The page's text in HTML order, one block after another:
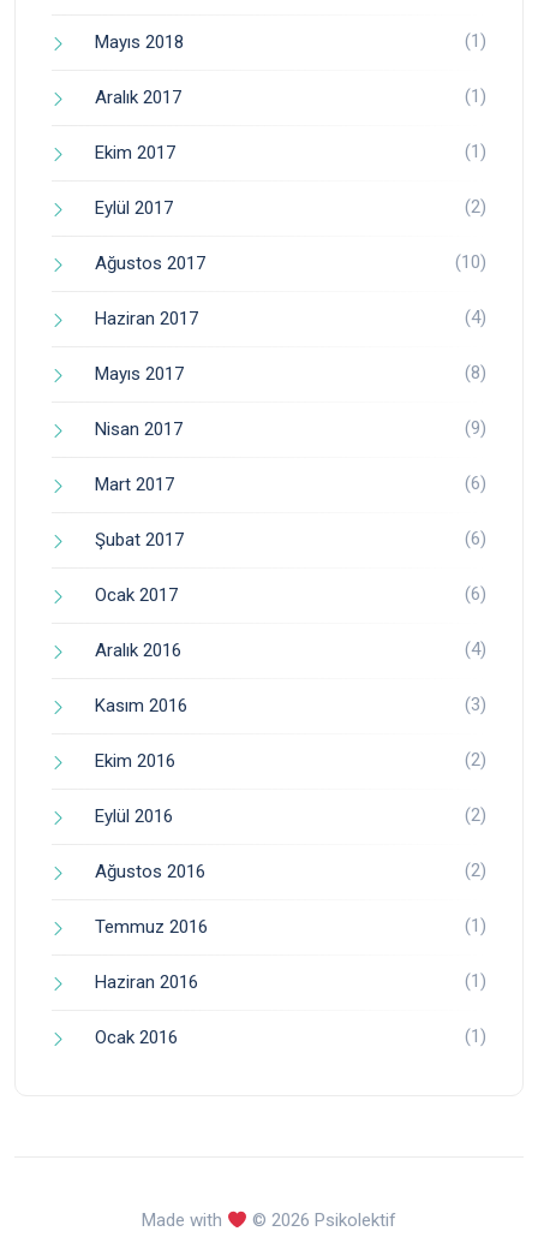
Mayıs 2018 (1)
Aralık 2017 (1)
Ekim 2017 (1)
Eylül 2017 (2)
Ağustos 2017 (10)
Haziran 2017 (4)
Mayıs 2017 (8)
Nisan 2017 (9)
Mart 2017 (6)
Şubat 2017 (6)
Ocak 2017 (6)
Aralık 2016 (4)
Kasım 2016 (3)
Ekim 2016 (2)
Eylül 2016 (2)
Ağustos 2016 (2)
Temmuz 2016 (1)
Haziran 2016 (1)
Ocak 2016 (1)
Made with © 2026 Psikolektif